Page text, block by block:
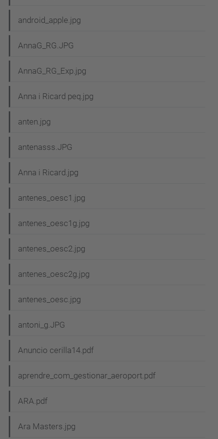
android_apple.jpg
AnnaG_RG.JPG
AnnaG_RG_Exp.jpg
Anna i Ricard peq.jpg
anten.jpg
antenasss.JPG
Anna i Ricard.jpg
antenes_oesc1.jpg
antenes_oesc1g.jpg
antenes_oesc2.jpg
antenes_oesc2g.jpg
antenes_oesc.jpg
antoni_g.JPG
Anuncio cerilla14.pdf
aprendre_com_gestionar_aeroport.pdf
ARA.pdf
Ara Masters.jpg